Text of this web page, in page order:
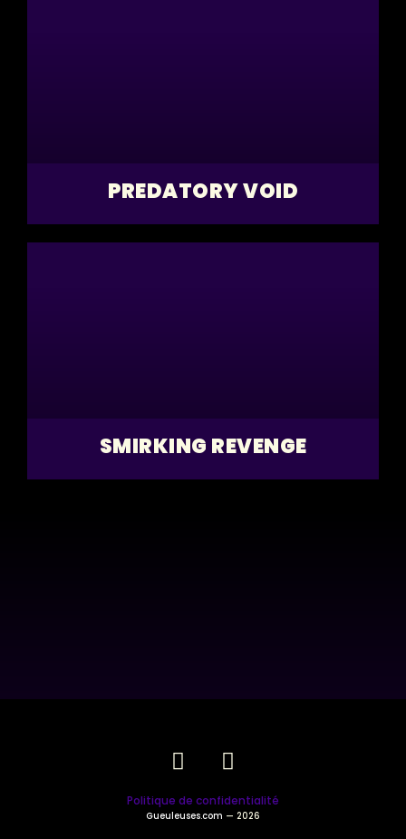
PREDATORY VOID
SMIRKING REVENGE
Politique de confidentialité
Gueuleuses.com — 2026